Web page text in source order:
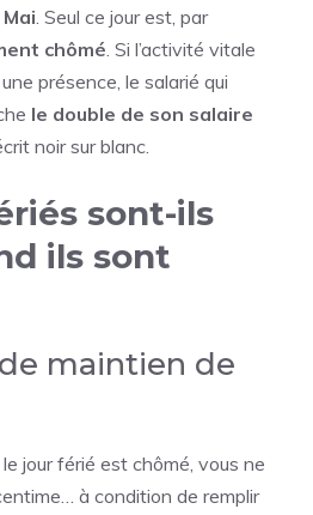
Mai. Seul ce jour est, par
chômé. Si l’activité vitale
présence, le salarié qui
le double de son salaire
noir sur blanc.
sont-ils
ils sont
maintien de
jour férié est chômé, vous ne
à condition de remplir